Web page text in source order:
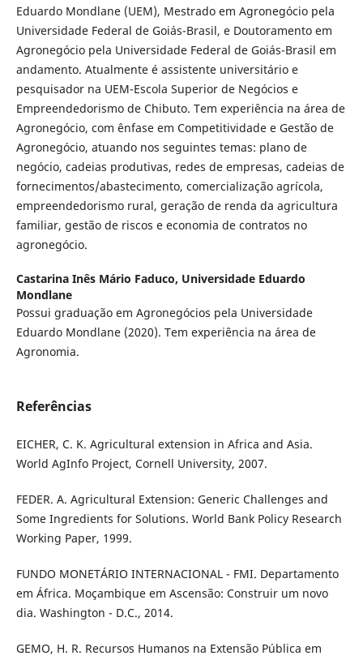
Eduardo Mondlane (UEM), Mestrado em Agronegócio pela
Universidade Federal de Goiás-Brasil, e Doutoramento em
Agronegócio pela Universidade Federal de Goiás-Brasil em
andamento. Atualmente é assistente universitário e
pesquisador na UEM-Escola Superior de Negócios e
Empreendedorismo de Chibuto. Tem experiência na área de
Agronegócio, com ênfase em Competitividade e Gestão de
Agronegócio, atuando nos seguintes temas: plano de
negócio, cadeias produtivas, redes de empresas, cadeias de
fornecimentos/abastecimento, comercialização agrícola,
empreendedorismo rural, geração de renda da agricultura
familiar, gestão de riscos e economia de contratos no
agronegócio.
Castarina Inês Mário Faduco, Universidade Eduardo
Mondlane
Possui graduação em Agronegócios pela Universidade
Eduardo Mondlane (2020). Tem experiência na área de
Agronomia.
Referências
EICHER, C. K. Agricultural extension in Africa and Asia.
World AgInfo Project, Cornell University, 2007.
FEDER. A. Agricultural Extension: Generic Challenges and
Some Ingredients for Solutions. World Bank Policy Research
Working Paper, 1999.
FUNDO MONETÁRIO INTERNACIONAL - FMI. Departamento
em África. Moçambique em Ascensão: Construir um novo
dia. Washington - D.C., 2014.
GEMO, H. R. Recursos Humanos na Extensão Pública em